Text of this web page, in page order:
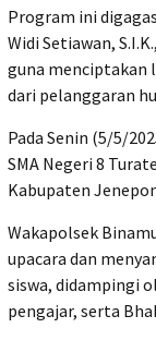
Program ini
Widi Setiawan,
guna menciptakan
dari pelanggaran
Pada Senin (5/5/
SMA Negeri 8
Kabupaten
Wakapolsek
upacara dan
siswa, didampingi
pengajar, serta